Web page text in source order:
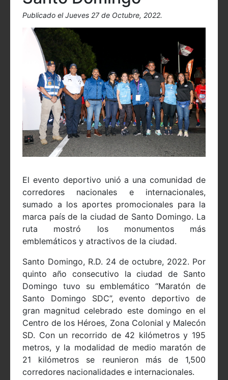
Publicado el Jueves 27 de Octubre, 2022.
El evento deportivo unió a una comunidad de
corredores nacionales e internacionales,
sumado a los aportes promocionales para la
marca país de la ciudad de Santo Domingo. La
ruta mostró los monumentos más
emblemáticos y atractivos de la ciudad.
Santo Domingo, R.D. 24 de octubre, 2022. Por
quinto año consecutivo la ciudad de Santo
Domingo tuvo su emblemático “Maratón de
Santo Domingo SDC”, evento deportivo de
gran magnitud celebrado este domingo en el
Centro de los Héroes, Zona Colonial y Malecón
SD. Con un recorrido de 42 kilómetros y 195
metros, y la modalidad de medio maratón de
21 kilómetros se reunieron más de 1,500
corredores nacionalidades e internacionales.